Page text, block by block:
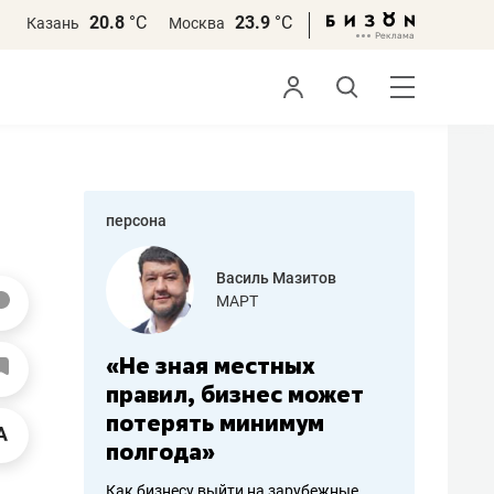
Казань 20.8 °С Москва 23.9 °С
персона
работа
Василь Мазитов
МАРТ
«Не зная местных
правил, бизнес может
потерять минимум
полгода»